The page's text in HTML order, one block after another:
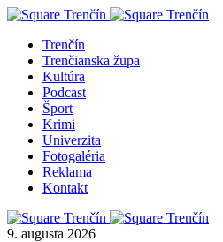
Trenčín
Trenčianska župa
Kultúra
Podcast
Šport
Krimi
Univerzita
Fotogaléria
Reklama
Kontakt
9. augusta 2026